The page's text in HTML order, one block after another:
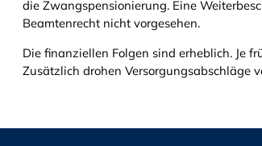
die Zwangspensionierung. Eine
Beamtenrecht nicht vorgesehen.
Die finanziellen Folgen sind erheblich. Je
Zusätzlich drohen Versorgungsabschläge